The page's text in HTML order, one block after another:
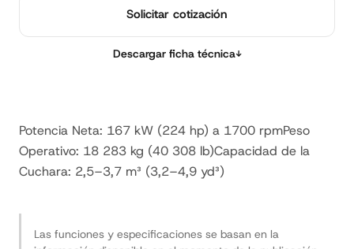
Solicitar cotización
Descargar ficha técnica↓
Potencia Neta: 167 kW (224 hp) a 1700 rpmPeso
Operativo: 18 283 kg (40 308 lb)Capacidad de la
Cuchara: 2,5–3,7 m³ (3,2–4,9 yd³)
Las funciones y especificaciones se basan en la